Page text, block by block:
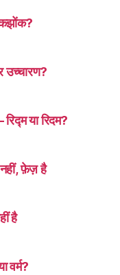
या रिदम?
फ़ेज़ है
है
वर्म?